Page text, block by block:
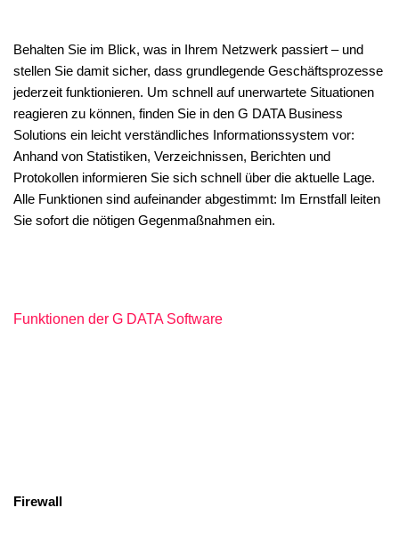
Behalten Sie im Blick, was in Ihrem Netzwerk passiert – und
stellen Sie damit sicher, dass grundlegende Geschäftsprozesse
jederzeit funktionieren. Um schnell auf unerwartete Situationen
reagieren zu können, finden Sie in den G DATA Business
Solutions ein leicht verständliches Informationssystem vor:
Anhand von Statistiken, Verzeichnissen, Berichten und
Protokollen informieren Sie sich schnell über die aktuelle Lage.
Alle Funktionen sind aufeinander abgestimmt: Im Ernstfall leiten
Sie sofort die nötigen Gegenmaßnahmen ein.
Funktionen der G DATA Software
Firewall